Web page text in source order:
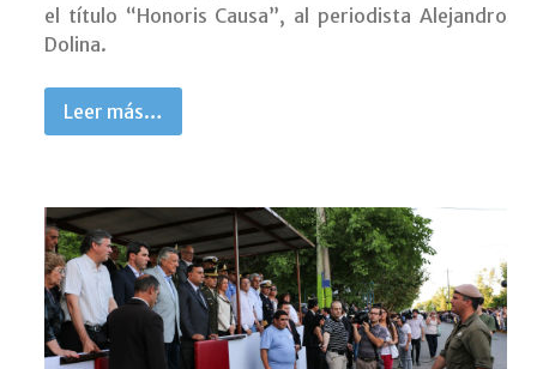
el título “Honoris Causa”, al periodista Alejandro
Dolina.
Leer más…